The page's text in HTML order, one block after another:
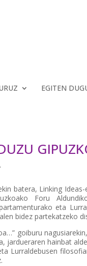
EGITEN
batera, Linking
Foru
eta
bidez partekatzeko
goiburu
jardueraren hainbat
Lurraldebusen